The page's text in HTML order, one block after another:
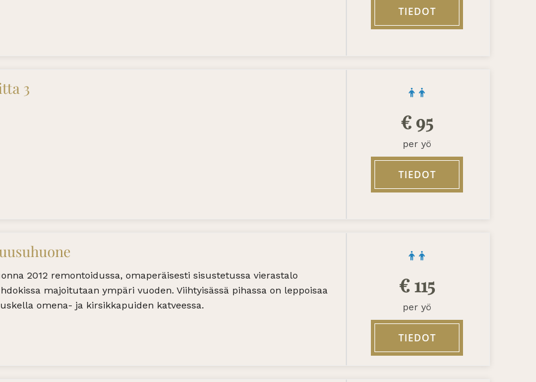
TIEDOT
3
€ 95
per yö
TIEDOT
2012 remontoidussa, omaperäisesti sisustetussa vierastalo
majoitutaan ympäri vuoden. Viihtyisässä pihassa on leppoisaa
omena- ja kirsikkapuiden katveessa.
€ 115
per yö
TIEDOT